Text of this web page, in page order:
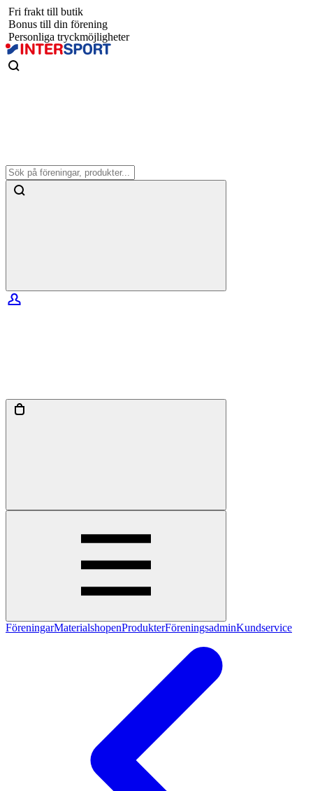
Fri frakt till butik
Bonus till din förening
Personliga tryckmöjligheter
FöreningarMaterialshopenProdukterFöreningsadminKundservice